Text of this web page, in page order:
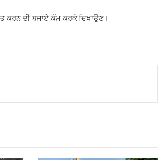
ਕਰਨ ਦੀ ਬਜਾਏ ਕੰਮ ਕਰਕੇ ਦਿਖਾਉਣ।